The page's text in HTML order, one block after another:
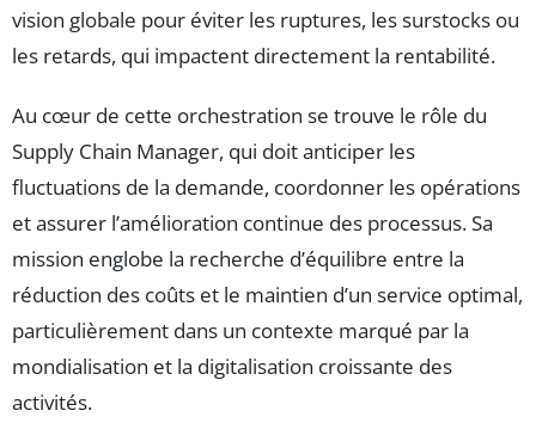
vision globale pour éviter les ruptures, les surstocks ou
les retards, qui impactent directement la rentabilité.
Au cœur de cette orchestration se trouve le rôle du
Supply Chain Manager, qui doit anticiper les
fluctuations de la demande, coordonner les opérations
et assurer l’amélioration continue des processus. Sa
mission englobe la recherche d’équilibre entre la
réduction des coûts et le maintien d’un service optimal,
particulièrement dans un contexte marqué par la
mondialisation et la digitalisation croissante des
activités.